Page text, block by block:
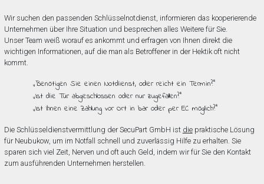
Wir suchen den passenden Schlüsselnotdienst, informieren das kooperierende
Unternehmen über Ihre Situation und besprechen alles Weitere für Sie.
Unser Team weiß worauf es ankommt und erfragen von Ihnen direkt die
wichtigen Informationen, auf die man als Betroffener in der Hektik oft nicht
kommt.
„Benötigen Sie einen Notdienst, oder reicht ein Termin?”
„Ist die Tür abgeschlossen oder nur zugefallen?”
„Ist Ihnen eine Zahlung vor Ort in bar oder per EC möglich?”
Die Schlüsseldienstvermittlung der SecuPart GmbH ist diepraktische Lösung
für Neubukow, um im Notfall schnell und zuverlässig Hilfe zu erhalten. Sie
sparen sich viel Zeit, Nerven und oft auch Geld, indem wir für Sie den Kontakt
zum ausführenden Unternehmen herstellen.